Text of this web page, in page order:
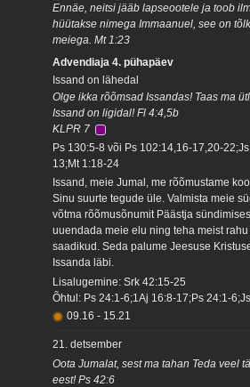
Ennäe, neitsi jääb lapseootele ja toob
hüütakse nimega Immaanuel, see on
meiega. Mt 1:23
Advendiaja 4. pühapäev
Issand on lähedal
Olge ikka rõõmsad Issandas! Taas ma
Issand on ligidal! Fl 4:4,5b
KLPR 7
Ps 130:5-8 või Ps 102:14,16-17,20-
13;Mt 1:18-24
Issand, meie Jumal, me rõõmustame
Sinu suurte tegude üle. Valmista meie
võtma rõõmusõnumit Päästja
uuendada meie elu ning teha meist
saadikud. Seda palume Jeesuse
Issanda läbi.
Lisalugemine: Srk 42:15-25
Õhtul: Ps 24:1-6;1Aj 16:8-17;Ps 24:1-
09.16 - 15.21
21. detsember
Oota Jumalat, sest ma tahan Teda veel
eest! Ps 42:6